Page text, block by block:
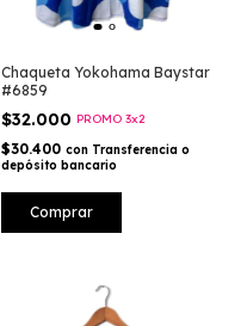
Chaqueta Yokohama Baystar
#6859
$32.000 PROMO 3x2
$30.400 con Transferencia o
depósito bancario
Comprar